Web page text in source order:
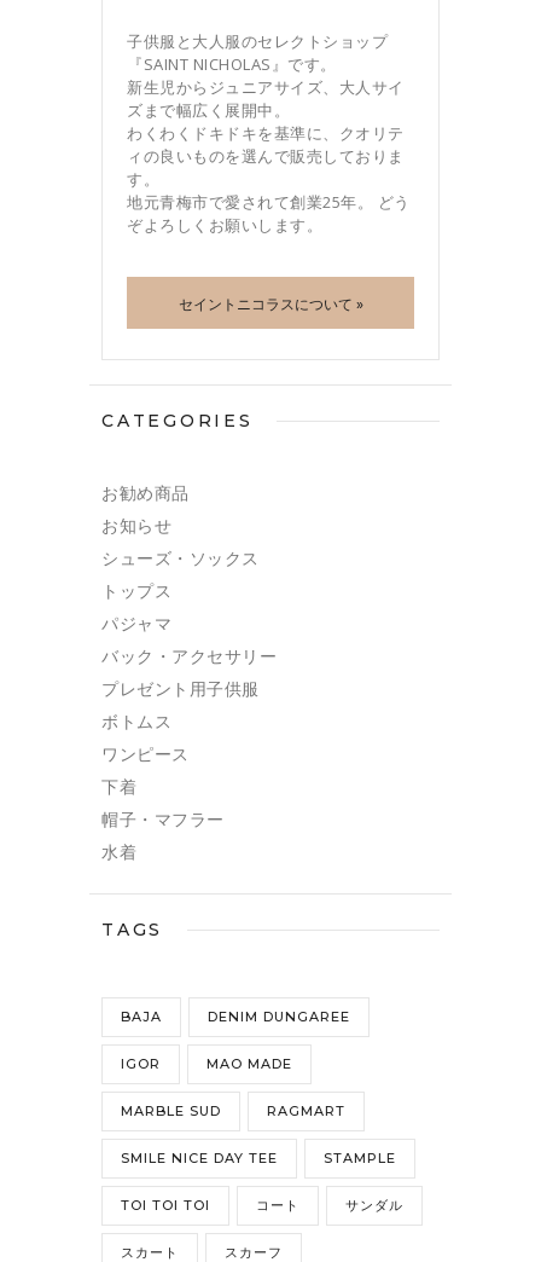
子供服と大人服のセレクトショップ
『SAINT NICHOLAS』です。
新生児からジュニアサイズ、大人サイ
ズまで幅広く展開中。
わくわくドキドキを基準に、クオリテ
ィの良いものを選んで販売しておりま
す。
地元青梅市で愛されて創業25年。 どう
ぞよろしくお願いします。
セイントニコラスについて »
CATEGORIES
お勧め商品
お知らせ
シューズ・ソックス
トップス
パジャマ
バック・アクセサリー
プレゼント用子供服
ボトムス
ワンピース
下着
帽子・マフラー
水着
TAGS
BAJA DENIM DUNGAREE
IGOR MAO MADE
MARBLE SUD RAGMART
SMILE NICE DAY TEE STAMPLE
TOI TOI TOI コート サンダル
スカート スカーフ